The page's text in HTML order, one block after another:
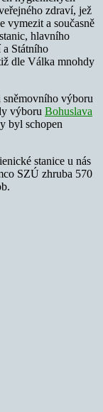
zdraví, jež
vymezit a současně
hlavního
Státního
dle Válka mnohdy
výboru
výboru Bohuslava
byl schopen
stanice u nás
SZÚ zhruba 570